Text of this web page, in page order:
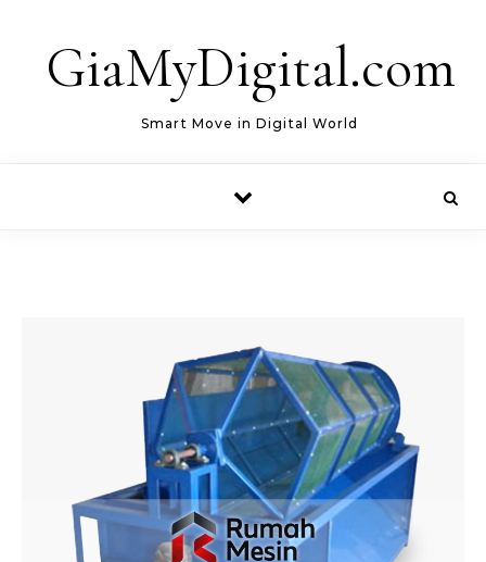
GiaMyDigital.com
Smart Move in Digital World